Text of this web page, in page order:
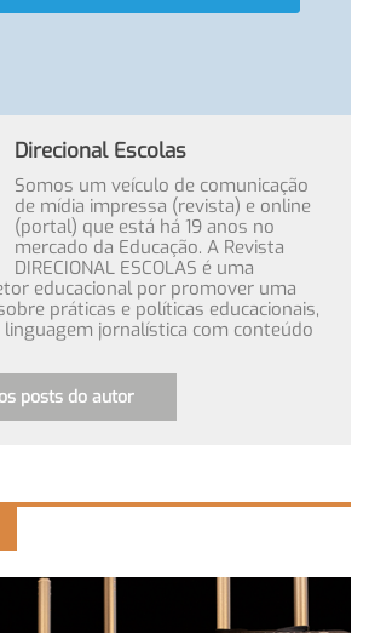
Direcional Escolas
Somos um veículo de comunicação
de mídia impressa (revista) e online
(portal) que está há 19 anos no
mercado da Educação. A Revista
DIRECIONAL ESCOLAS é uma
educacional por promover uma
práticas e políticas educacionais,
jornalística com conteúdo
posts do autor